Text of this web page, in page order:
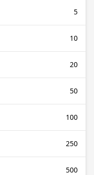
5
10
20
50
100
250
500